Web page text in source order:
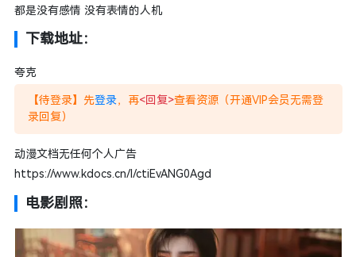
都是没有感情 没有表情的人机
下载地址：
夸克
【待登录】先登录，再<回复>查看资源（开通VIP会员无需登
录回复）
动漫文档无任何个人广告
https://www.kdocs.cn/l/ctiEvANG0Agd
电影剧照：